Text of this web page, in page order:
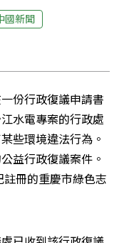
國新聞
份行政復議申請書
水電專案的行政處
些環境違法行為。
益行政復議案件。
冊的重慶市綠色志